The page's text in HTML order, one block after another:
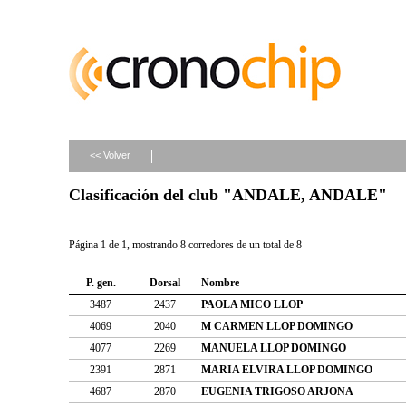
<< Volver
Clasificación del club "ANDALE, ANDALE"
Página 1 de 1, mostrando 8 corredores de un total de 8
P. gen. Dorsal
Nombre
3487
2437
PAOLA MICO LLOP
4069
2040
M CARMEN LLOP DOMINGO
4077
2269
MANUELA LLOP DOMINGO
2391
2871
MARIA ELVIRA LLOP DOMINGO
4687
2870 EUGENIA TRIGOSO ARJONA